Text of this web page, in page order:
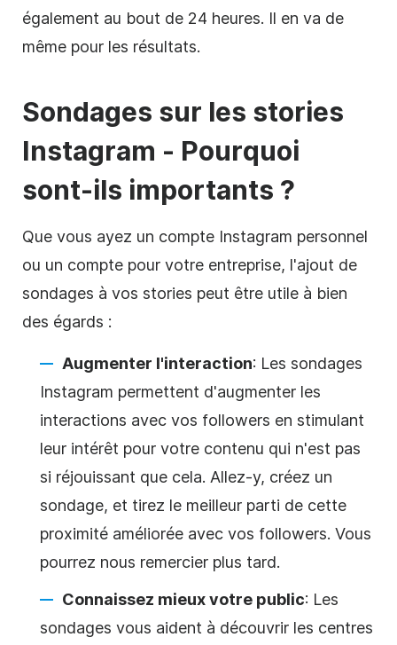
également au bout de 24 heures. Il en va de
même pour les résultats.
Sondages sur les stories
Instagram - Pourquoi
sont-ils importants ?
Que vous ayez un compte Instagram personnel
ou un compte pour votre entreprise, l'ajout de
sondages à vos stories peut être utile à bien
des égards :
Augmenter l'interaction: Les sondages
Instagram permettent d'augmenter les
interactions avec vos followers en stimulant
leur intérêt pour votre contenu qui n'est pas
si réjouissant que cela. Allez-y, créez un
sondage, et tirez le meilleur parti de cette
proximité améliorée avec vos followers. Vous
pourrez nous remercier plus tard.
Connaissez mieux votre public: Les
sondages vous aident à découvrir les centres